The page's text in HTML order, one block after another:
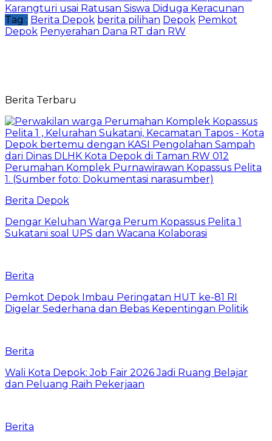
Karangturi usai Ratusan Siswa Diduga Keracunan
Tag : Berita Depok berita pilihan Depok Pemkot
Depok Penyerahan Dana RT dan RW
Berita Terbaru
Berita Depok
Dengar Keluhan Warga Perum Kopassus Pelita 1
Sukatani soal UPS dan Wacana Kolaborasi
Berita
Pemkot Depok Imbau Peringatan HUT ke-81 RI
Digelar Sederhana dan Bebas Kepentingan Politik
Berita
Wali Kota Depok: Job Fair 2026 Jadi Ruang Belajar
dan Peluang Raih Pekerjaan
Berita